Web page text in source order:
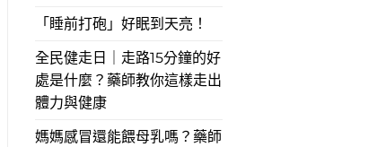
「睡前打砲」好眠到天亮！
全民健走日｜走路15分鐘的好
處是什麼？藥師教你這樣走出
體力與健康
媽媽感冒還能餵母乳嗎？藥師